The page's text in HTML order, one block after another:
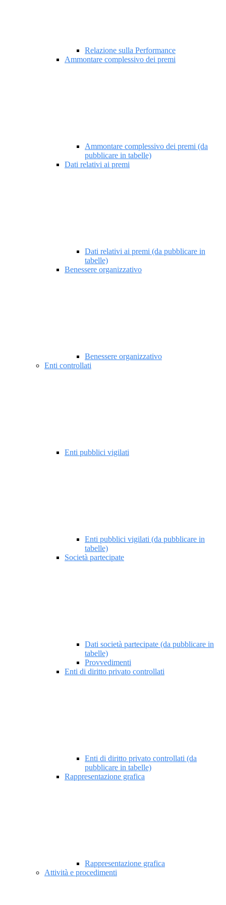
Relazione sulla Performance
Ammontare complessivo dei premi
Ammontare complessivo dei premi (da
pubblicare in tabelle)
Dati relativi ai premi
Dati relativi ai premi (da pubblicare in
tabelle)
Benessere organizzativo
Benessere organizzativo
Enti controllati
Enti pubblici vigilati
Enti pubblici vigilati (da pubblicare in
tabelle)
Società partecipate
Dati società partecipate (da pubblicare in
tabelle)
Provvedimenti
Enti di diritto privato controllati
Enti di diritto privato controllati (da
pubblicare in tabelle)
Rappresentazione grafica
Rappresentazione grafica
Attività e procedimenti